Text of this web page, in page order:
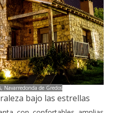
Navarredonda de Gredos
bajo las estrellas